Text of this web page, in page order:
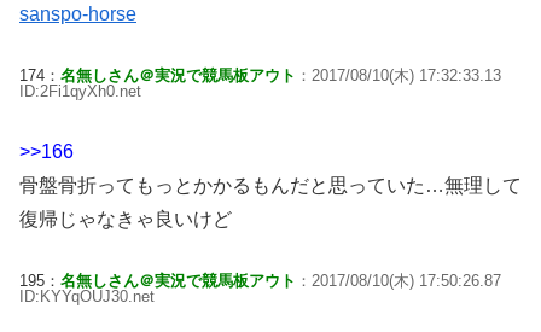
sanspo-horse
174： 名無しさん＠実況で競馬板アウト ：2017/08/10(木) 17:32:33.13
ID:2Fi1qyXh0.net
>>166
骨盤骨折ってもっとかかるもんだと思っていた…無理して
復帰じゃなきゃ良いけど
195： 名無しさん＠実況で競馬板アウト ：2017/08/10(木) 17:50:26.87
ID:KYYqOUJ30.net